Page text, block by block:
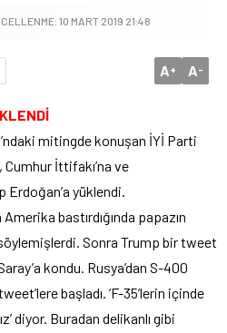
10 MART 2019 21:48
A+ A-
mitingde konuşan İYİ Parti
Cumhur İttifakı’na ve
Erdoğan’a yüklendi.
bastırdığında papazın
Sonra Trump bir tweet
kondu. Rusya’dan S-400
başladı. ‘F-35’lerin içinde
diyor. Buradan delikanlı gibi